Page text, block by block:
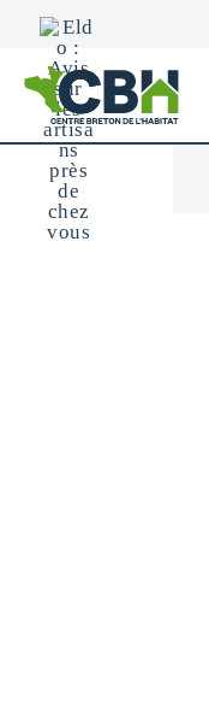
CBH
Centre
Breton
L’Habitat